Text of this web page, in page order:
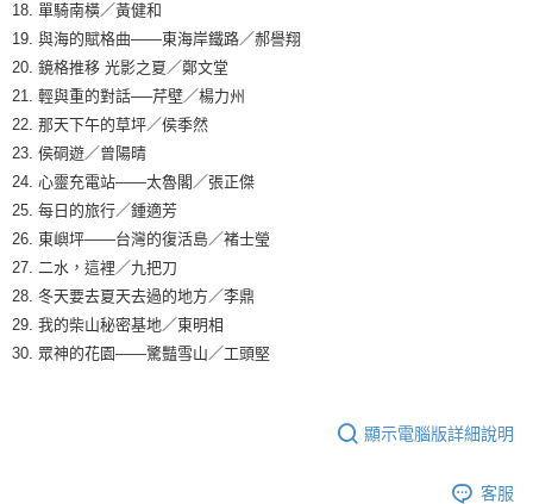
18. 單騎南橫／黃健和
19. 與海的賦格曲——東海岸鐵路／郝譽翔
20. 鏡格推移 光影之夏／鄭文堂
21. 輕與重的對話──芹壁／楊力州
22. 那天下午的草坪／侯季然
23. 侯硐遊／曾陽晴
24. 心靈充電站——太魯閣／張正傑
25. 每日的旅行／鍾適芳
26. 東嶼坪——台灣的復活島／褚士瑩
27. 二水，這裡／九把刀
28. 冬天要去夏天去過的地方／李鼎
29. 我的柴山秘密基地／東明相
30. 眾神的花園——驚豔雪山／工頭堅
顯示電腦版詳細說明
客服